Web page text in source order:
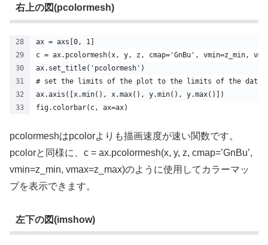
右上の図(pcolormesh)
ax = axs[0, 1]
c = ax.pcolormesh(x, y, z, cmap='GnBu', vmin=z_min,
ax.set_title('pcolormesh')
# set the limits of the plot to the limits of the data
ax.axis([x.min(), x.max(), y.min(), y.max()])
fig.colorbar(c, ax=ax)
pcolormeshはpcolorよりも描画速度が速い関数です。
pcolorと同様に、c = ax.pcolormesh(x, y, z, cmap=’GnBu’,
vmin=z_min, vmax=z_max)のように使用してカラーマッ
プを表示できます。
左下の図(imshow)